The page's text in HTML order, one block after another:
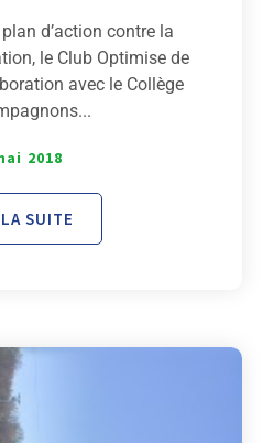
d’action contre la
le Club Optimise de
avec le Collège
2018
SUITE